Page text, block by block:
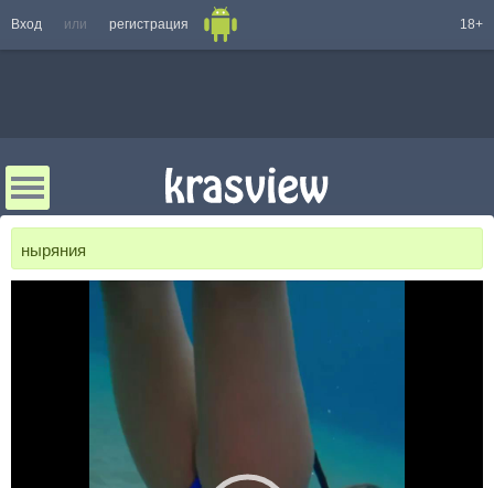
Вход или регистрация 18+
ныряния